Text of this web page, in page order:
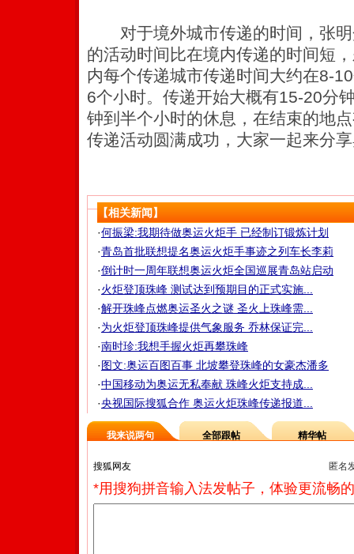
对于境外城市传递的时间，张明
的活动时间比在境内传递的时间短
内每个传递城市传递时间大约在8-
6个小时。传递开始大概有15-20分
钟到半个小时的休息，在结束的地
传递活动圆满成功，大家一起来分
【相关新闻】
·何振梁:我期待做奥运火炬手 已经制订锻炼计划
·青岛首批联想提名奥运火炬手事迹之列车长李莉
·倒计时一周年联想奥运火炬全国巡展青岛站启动
·火炬登顶珠峰 测试达到预期目的正式实施...
·解开珠峰点燃奥运圣火之谜 圣火上珠峰需...
·为火炬登顶珠峰提供气象服务 乔林保证完...
·南时珍:我想手握火炬再攀珠峰
·图文:奥运百图百事 北坡攀登珠峰的女豪杰潘多
·中国移动为奥运无私奉献 珠峰火炬支持成...
·央视国际搜狐合作 奥运火炬珠峰传递报道...
我来说两句 全部跟帖 精华帖
匿名
*用搜狗拼音输入法发帖子，体验更流畅